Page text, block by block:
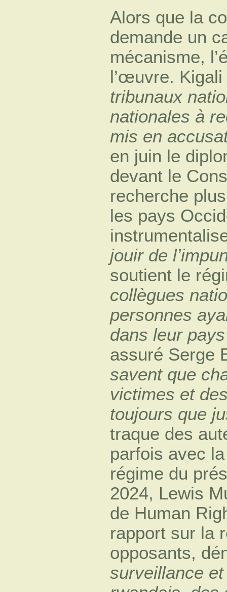
Alors que la
demande un
mécanisme,
l’œuvre.
tribunaux
nationales à
mis en
en juin le
devant le
recherche
les pays
jouir de
soutient le
collègues
personnes
dans leur
assuré Serge
savent que
victimes et
toujours que
traque des
parfois avec
régime du
2024, Lewis
de Human
rapport sur la
opposants,
surveillance